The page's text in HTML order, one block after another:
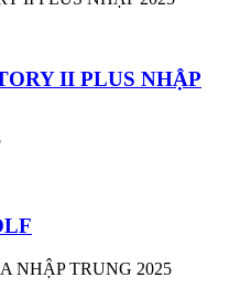
II PLUS NHẬP